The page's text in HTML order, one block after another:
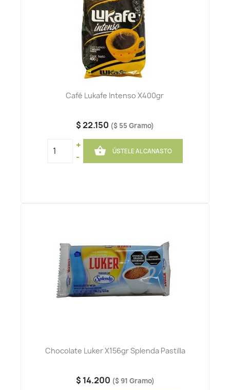
Café Lukafe Intenso X400gr
$ 22.150 ($ 55 Gramo)
+
-
 ÚSTELE AL CANASTO
Chocolate Luker X156gr Splenda Pastilla
$ 14.200 ($ 91 Gramo)